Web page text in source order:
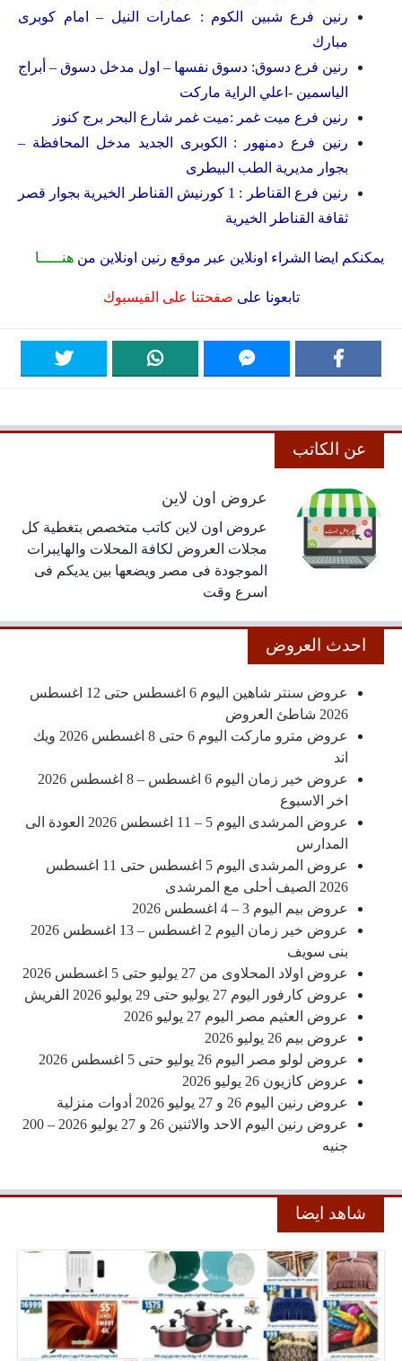
رنين فرع شبين الكوم : عمارات النيل – امام كوبرى
مبارك
رنين فرع دسوق: دسوق نفسها – اول مدخل دسوق – أبراج
الياسمين -اعلي الراية ماركت
رنين فرع ميت غمر :ميت غمر شارع البحر برج كنوز
رنين فرع دمنهور : الكوبرى الجديد مدخل المحافظة –
بجوار مديرية الطب البيطرى
رنين فرع القناطر : 1 كورنيش القناطر الخيرية بجوار قصر
ثقافة القناطر الخيرية
يمكنكم ايضا الشراء اونلاين عبر موقع رنين اونلاين من هنـــــا
تابعونا على صفحتنا على الفيسبوك
عن الكاتب
عروض اون لاين
عروض اون لاين كاتب متخصص بتغطية كل
مجلات العروض لكافة المحلات والهايبرات
الموجودة فى مصر ويضعها بين يديكم فى
اسرع وقت
احدث العروض
عروض سنتر شاهين اليوم 6 اغسطس حتى 12 اغسطس
2026 شاطئ العروض
عروض مترو ماركت اليوم 6 حتى 8 اغسطس 2026 ويك
اند
عروض خير زمان اليوم 6 اغسطس – 8 اغسطس 2026
اخر الاسبوع
عروض المرشدى اليوم 5 – 11 اغسطس 2026 العودة الى
المدارس
عروض المرشدى اليوم 5 اغسطس حتى 11 اغسطس
2026 الصيف أحلى مع المرشدى
عروض بيم اليوم 3 – 4 اغسطس 2026
عروض خير زمان اليوم 2 اغسطس – 13 اغسطس 2026
بنى سويف
عروض اولاد المحلاوى من 27 يوليو حتى 5 اغسطس 2026
عروض كارفور اليوم 27 يوليو حتى 29 يوليو 2026 الفريش
عروض العثيم مصر اليوم 27 يوليو 2026
عروض بيم 26 يوليو 2026
عروض لولو مصر اليوم 26 يوليو حتى 5 اغسطس 2026
عروض كازيون 26 يوليو 2026
عروض رنين اليوم 26 و 27 يوليو 2026 أدوات منزلية
عروض رنين اليوم الاحد والاثنين 26 و 27 يوليو 2026 – 200
جنيه
شاهد ايضا